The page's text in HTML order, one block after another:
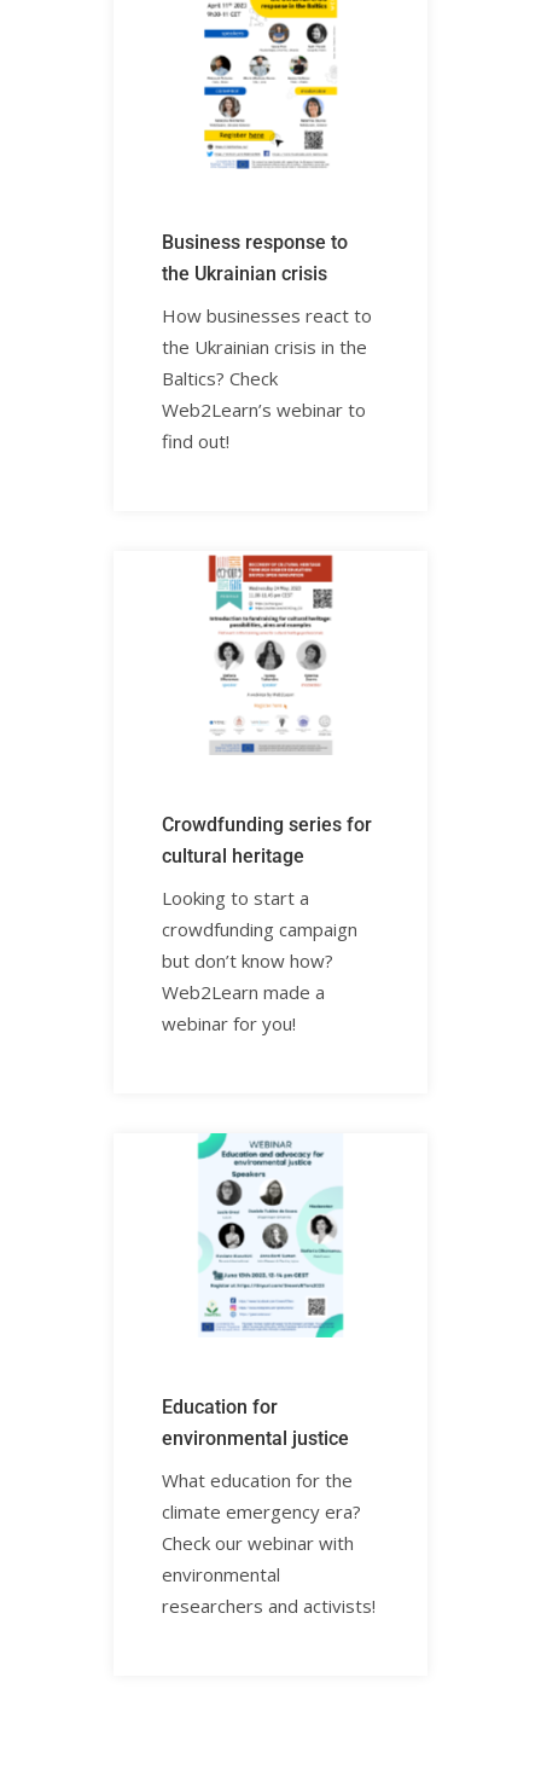
Business response to
the Ukrainian crisisㅤㅤ
How businesses react to
the Ukrainian crisis in the
Baltics? Check
Web2Learn’s webinar to
find out!ㅤㅤㅤㅤㅤㅤㅤㅤㅤㅤㅤ
Crowdfunding series for
cultural heritage
Looking to start a
crowdfunding campaign
but don’t know how?
Web2Learn made a
webinar for you! ㅤㅤ
Education for
environmental justiceㅤㅤ
What education for the
climate emergency era?
Check our webinar with
environmental
researchers and activists!